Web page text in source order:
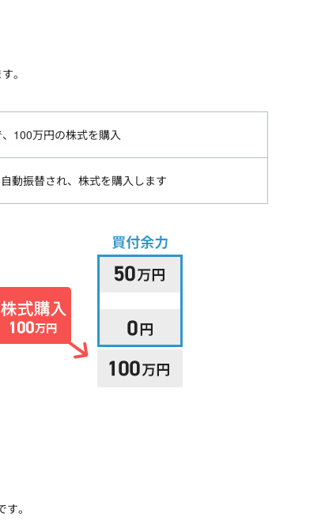
。
100万円の株式を購入
動振替され、株式を購入します
。